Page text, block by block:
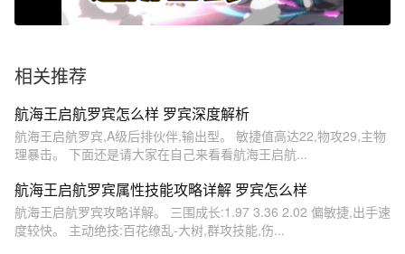
相关推荐
航海王启航罗宾怎么样 罗宾深度解析
航海王启航罗宾,A级后排伙伴,输出型。 敏捷值高达22,物攻29,主物
理暴击。 下面还是请大家在自己来看看航海王启航...
航海王启航罗宾属性技能攻略详解 罗宾怎么样
航海王启航罗宾攻略详解。 三围成长:1.97 3.36 2.02 偏敏捷,出手速
度较快。 主动绝技:百花缭乱-大树,群攻技能,伤...